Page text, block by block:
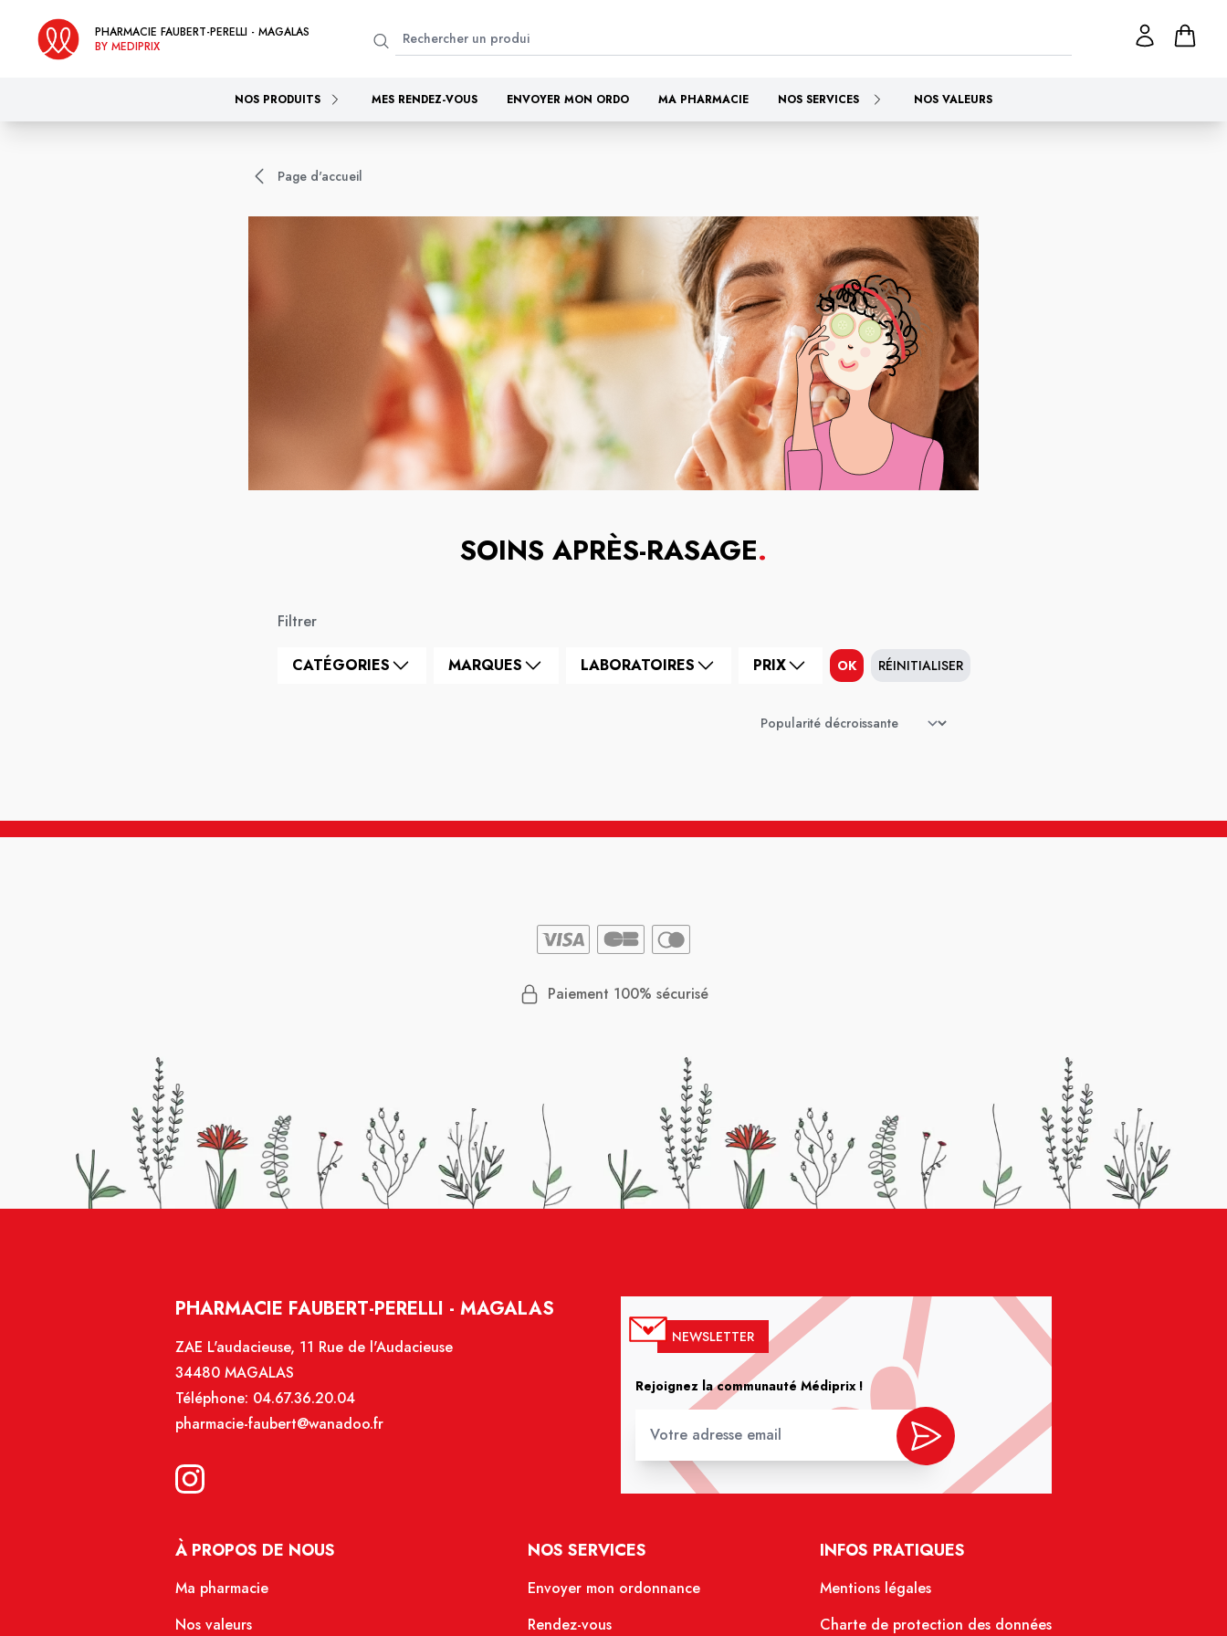
PHARMACIE FAUBERT-PERELLI - MAGALAS
BY MEDIPRIX
NOS PRODUITS MES RENDEZ-VOUS ENVOYER MON ORDO MA PHARMACIE NOS SERVICES NOS VALEURS
Page d'accueil
SOINS APRÈS-RASAGE.
Filtrer
CATÉGORIES MARQUES LABORATOIRES PRIX OK RÉINITIALISER
Paiement 100% sécurisé
PHARMACIE FAUBERT-PERELLI - MAGALAS
ZAE L'audacieuse, 11 Rue de l'Audacieuse
34480 MAGALAS
Téléphone: 04.67.36.20.04
pharmacie-faubert@wanadoo.fr
NEWSLETTER
Rejoignez la communauté Médiprix !
À PROPOS DE NOUS
Ma pharmacie
Nos valeurs
NOS SERVICES
Envoyer mon ordonnance
Rendez-vous
INFOS PRATIQUES
Mentions légales
Charte de protection des données